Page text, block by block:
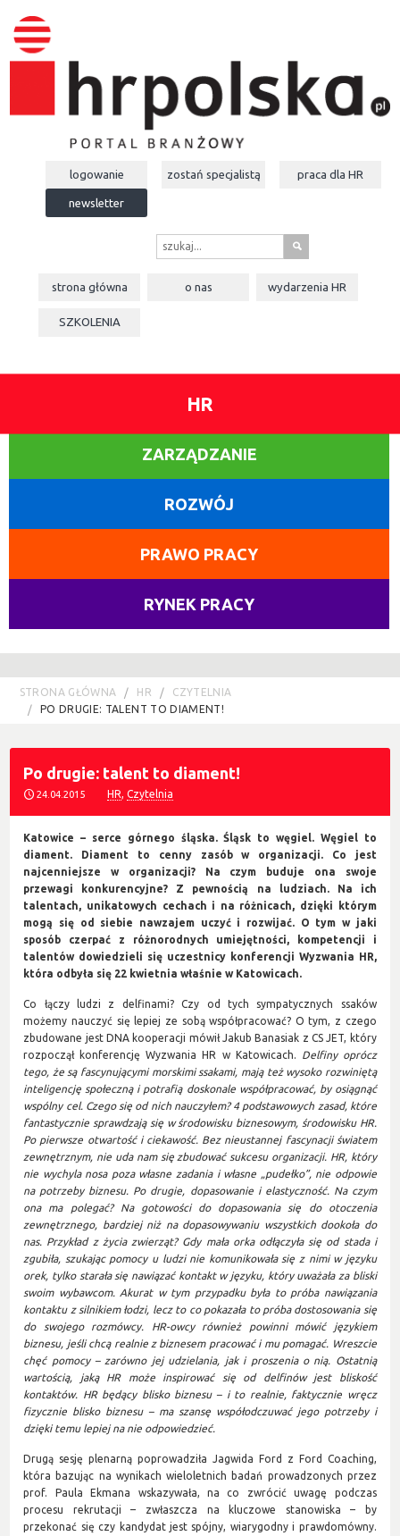
logowanie zostań specjalistą praca dla HR
newsletter
s
strona główna o nas wydarzeniaHR
SZKOLENIA
HR
ZARZĄDZANIE
ROZWÓJ
PRAWO PRACY
RYNEK PRACY
STRONA GŁÓWNA HR
CZYTELNIA
PO DRUGIE: TALENT TO DIAMENT!
Po drugie: talent to diament!
24.04.2015 HR,Czytelnia
Katowice – serce górnego śląska. Śląsk to węgiel. Węgiel to
diament. Diament to cenny zasób w organizacji. Co jest
najcenniejsze w organizacji? Na czym buduje ona swoje
przewagi konkurencyjne? Z pewnością na ludziach. Na ich
talentach, unikatowych cechach i na różnicach, dzięki którym
mogą się od siebie nawzajem uczyć i rozwijać. O tym w jaki
sposób czerpać z różnorodnych umiejętności, kompetencji i
talentów dowiedzieli się uczestnicy konferencji Wyzwania HR,
która odbyła się 22 kwietnia właśnie w Katowicach.
Co łączy ludzi z delfinami? Czy od tych sympatycznych ssaków
możemy nauczyć się lepiej ze sobą współpracować? O tym, z czego
zbudowane jest DNA kooperacji mówił Jakub Banasiak z CS JET, który
rozpoczął konferencję Wyzwania HR w Katowicach.
Delfiny oprócz
tego, że są fascynującymi morskimi ssakami, mają też wysoko rozwiniętą
inteligencję społeczną i potrafią doskonale współpracować, by osiągnąć
wspólny cel. Czego się od nich nauczyłem? 4 podstawowych zasad, które
fantastycznie sprawdzają się w środowisku biznesowym, środowisku HR.
Po pierwsze otwartość i ciekawość. Bez nieustannej fascynacji światem
zewnętrznym, nie uda nam się zbudować sukcesu organizacji. HR, który
nie wychyla nosa poza własne zadania i własne „pudełko”, nie odpowie
na potrzeby biznesu. Po drugie, dopasowanie i elastyczność. Na czym
ona ma polegać? Na gotowości do dopasowania się do otoczenia
zewnętrznego, bardziej niż na dopasowywaniu wszystkich dookoła do
nas. Przykład z życia zwierząt? Gdy mała orka odłączyła się od stada i
zgubiła, szukając pomocy u ludzi nie komunikowała się z nimi w języku
orek, tylko starała się nawiązać kontakt w języku, który uważała za bliski
swoim wybawcom. Akurat w tym przypadku była to próba nawiązania
kontaktu z silnikiem łodzi, lecz to co pokazała to próba dostosowania się
do swojego rozmówcy. HR-owcy również powinni mówić językiem
biznesu, jeśli chcą realnie z biznesem pracować i mu pomagać. Wreszcie
chęć pomocy – zarówno jej udzielania, jak i proszenia o nią. Ostatnią
wartością, jaką HR może inspirować się od delfinów jest bliskość
kontaktów. HR będący blisko biznesu – i to realnie, faktycznie wręcz
fizycznie blisko biznesu – ma szansę współodczuwać jego potrzeby i
dzięki temu lepiej na nie odpowiedzieć.
Drugą sesję plenarną poprowadziła Jagwida Ford z Ford Coaching,
która bazując na wynikach wieloletnich badań prowadzonych przez
prof. Paula Ekmana wskazywała, na co zwrócić uwagę podczas
procesu rekrutacji – zwłaszcza na kluczowe stanowiska – by
przekonać się czy kandydat jest spójny, wiarygodny i prawdomówny.